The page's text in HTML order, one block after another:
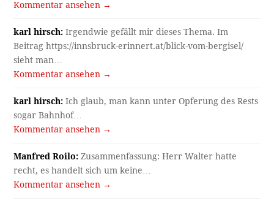
Kommentar ansehen →
karl hirsch: Irgendwie gefällt mir dieses Thema. Im
Beitrag https://innsbruck-erinnert.at/blick-vom-bergisel/
sieht man…
Kommentar ansehen →
karl hirsch: Ich glaub, man kann unter Opferung des Rests
sogar Bahnhof…
Kommentar ansehen →
Manfred Roilo: Zusammenfassung: Herr Walter hatte
recht, es handelt sich um keine…
Kommentar ansehen →